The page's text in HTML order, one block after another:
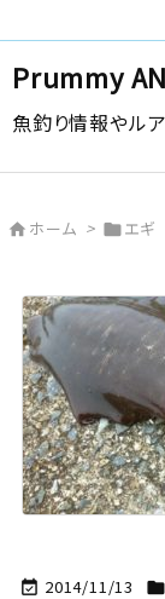
Prummy
魚釣り情報やル
 ホーム > エギ
 2014/11/13 